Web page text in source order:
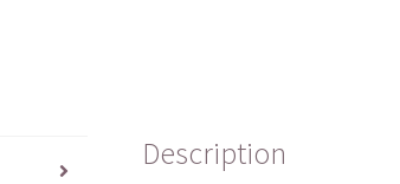
Description